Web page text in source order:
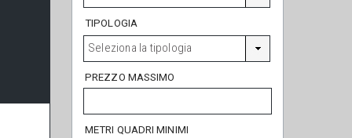
TIPOLOGIA
Seleziona la tipologia
PREZZO MASSIMO
METRI QUADRI MINIMI